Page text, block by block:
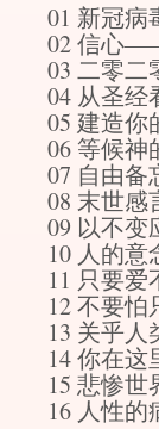
01 新冠病
02 信心
03 二零二
04 从圣经
05 建造你
06 等候神
07 自由备
08 末世感
09 以不变
10 人的意
11 只要爱
12 不要怕
13 关乎
14 你在
15 悲惨世
16 人性的